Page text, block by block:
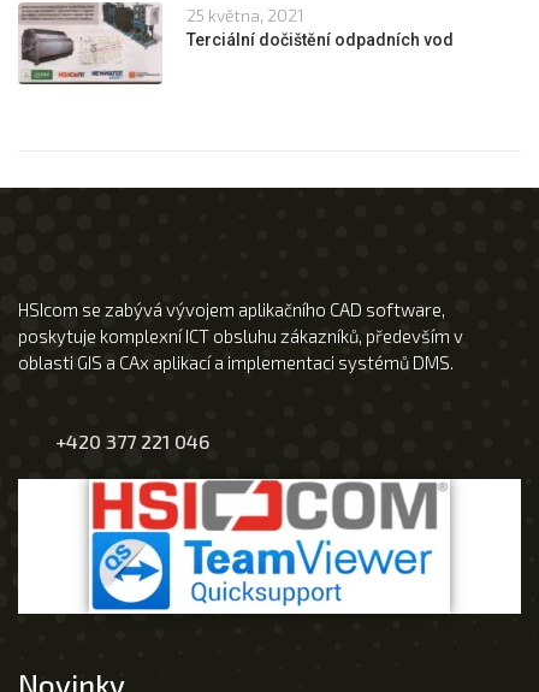
25 května, 2021
Terciální dočištění odpadních vod
HSIcom se zabývá vývojem aplikačního CAD software,
poskytuje komplexní ICT obsluhu zákazníků, především v
oblasti GIS a CAx aplikací a implementaci systémů DMS.
+420 377 221 046
Novinky